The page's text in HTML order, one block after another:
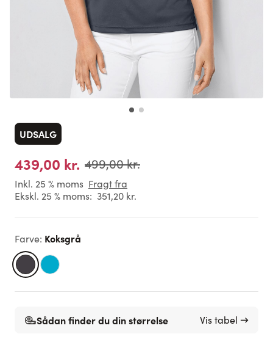
UDSALG
439,00 kr. 499,00 kr.
Inkl. 25 % moms Fragt fra
Ekskl. 25 % moms: 351,20 kr.
Farve: Koksgrå
Sådan finder du din størrelse Vis tabel →